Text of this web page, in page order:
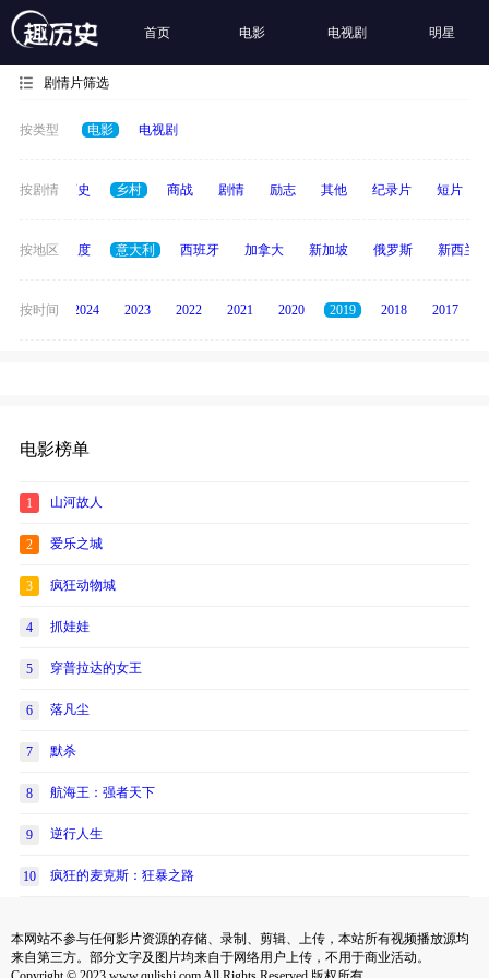
首页 电影 电视剧 明星
剧情片筛选
按类型 电影 电视剧
按剧情
奇幻 历史 乡村 商战 剧情 励志 其他 纪录片 短片
按地区
泰国 印度 意大利 西班牙 加拿大 新加坡 俄罗斯 新西兰
按时间
2025 2024 2023 2022 2021 2020 2019 2018 2017
电影榜单
1 山河故人
2 爱乐之城
3 疯狂动物城
4 抓娃娃
5 穿普拉达的女王
6 落凡尘
7 默杀
8 航海王：强者天下
9 逆行人生
10 疯狂的麦克斯：狂暴之路
本网站不参与任何影片资源的存储、录制、剪辑、上传，本站所有视频播放源均
来自第三方。部分文字及图片均来自于网络用户上传，不用于商业活动。